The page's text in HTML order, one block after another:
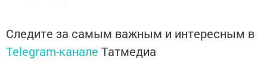
Следите за самым важным и интересным в
Telegram-канале Татмедиа